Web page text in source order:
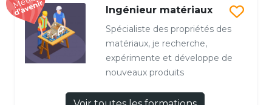
Ingénieur matériaux
Spécialiste des propriétés des
matériaux, je recherche,
expérimente et développe de
nouveaux produits